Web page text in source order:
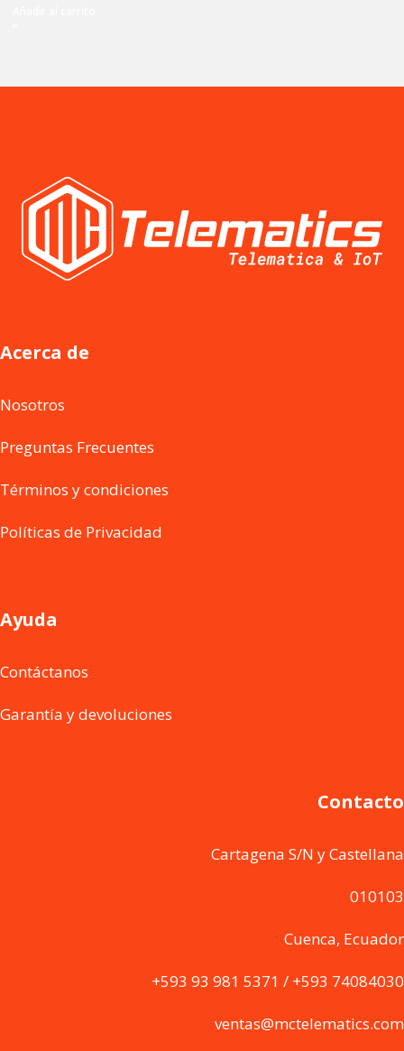
Acerca de
Nosotros
Preguntas Frecuentes
Términos y condiciones
Políticas de Privacidad
Ayuda
Contáctanos
Garantía y devoluciones
Contacto
Cartagena S/N y Castellana
010103
Cuenca, Ecuador
+593 93 981 5371 / +593 74084030
ventas@mctelematics.com